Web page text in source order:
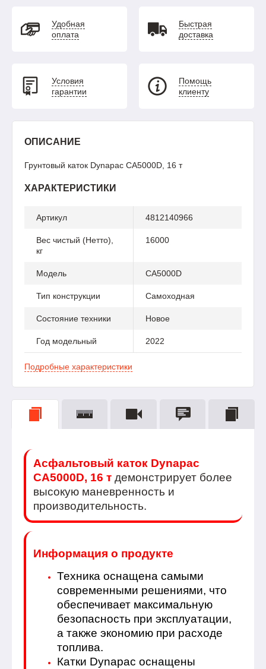
Удобная
оплата
Быстрая
доставка
Условия
гарантии
Помощь
клиенту
ОПИСАНИЕ
Грунтовый каток Dynapac CA5000D, 16 т
ХАРАКТЕРИСТИКИ
Артикул 4812140966
Вес чистый (Нетто),
кг
16000
Модель CA5000D
Тип конструкции Самоходная
Состояние техники Новое
Год модельный 2022
Подробные характеристики
Асфальтовый каток Dynapac
CA5000D, 16 т демонстрирует более
высокую маневренность и
производительность.
Информация о продукте
Техника оснащена самыми
современными решениями, что
обеспечивает максимальную
безопасность при эксплуатации,
а также экономию при расходе
топлива.
Катки Dynapac оснащены